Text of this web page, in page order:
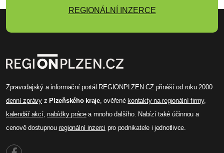
REGIONÁLNÍ INZERCE
Zpravodajský a informační portál REGIONPLZEN.CZ přináší od roku 2000
denní zprávyz Plzeňského kraje, ověřené kontakty na regionální firmy,
kalendář akcí,nabídky prácea mnoho dalšího. Nabízí také účinnou a
cenově dostupnou regionální inzerci pro podnikatele i jednotlivce.